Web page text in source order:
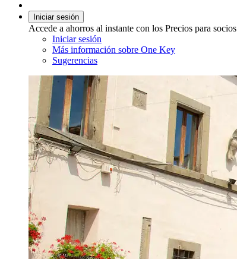
Iniciar sesión
Accede a ahorros al instante con los Precios para socios
Iniciar sesión
Más información sobre One Key
Sugerencias